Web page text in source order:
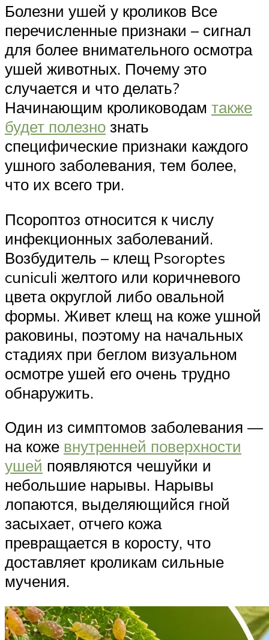
Болезни ушей у кроликов Все
перечисленные признаки – сигнал
для более внимательного осмотра
ушей животных. Почему это
случается и что делать?
Начинающим кролиководам также
будет полезно знать
специфические признаки каждого
ушного заболевания, тем более,
что их всего три.
Псороптоз относится к числу
инфекционных заболеваний.
Возбудитель – клещ Psoroptes
cuniculi желтого или коричневого
цвета округлой либо овальной
формы. Живет клещ на коже ушной
раковины, поэтому на начальных
стадиях при беглом визуальном
осмотре ушей его очень трудно
обнаружить.
Один из симптомов заболевания —
на коже внутренней поверхности
ушей появляются чешуйки и
небольшие нарывы. Нарывы
лопаются, выделяющийся гной
засыхает, отчего кожа
превращается в коросту, что
доставляет кроликам сильные
мучения.